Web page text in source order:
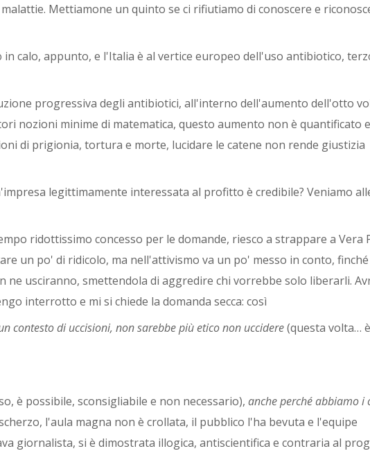
Mettiamone un quinto se ci rifiutiamo di conoscere e
in calo, appunto, e l'Italia è al vertice europeo dell'uso antibiotico,
progressiva degli antibiotici, all'interno dell'aumento dell'otto
nozioni minime di matematica, questo aumento non è quantificato
di prigionia, tortura e morte, lucidare le catene non rende giustizia
legittimamente interessata al profitto è credibile? Veniamo
ridottissimo concesso per le domande, riesco a strappare a Vera
un po' di ridicolo, ma nell'attivismo va un po' messo in conto,
ne usciranno, smettendola di aggredire chi vorrebbe solo liberarli.
interrotto e mi si chiede la domanda secca: così
contesto di uccisioni, non sarebbe più etico non uccidere(questa volta… è
è possibile, sconsigliabile e non necessario), anche perché abbiamo i
l'aula magna non è crollata, il pubblico l'ha bevuta e l'equipe
giornalista, si è dimostrata illogica, antiscientifica e contraria al